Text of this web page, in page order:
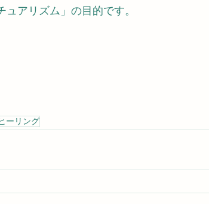
アリズム」の目的です。
ーリング